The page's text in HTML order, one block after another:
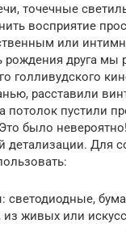
точечные
восприятие
или
друга мы
голливудского
расставили
потолок пустили
было
детализации. Для
светодиодные,
живых или